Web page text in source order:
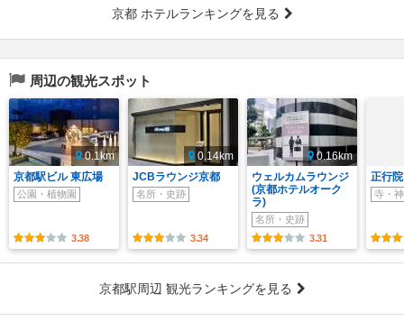
京都 ホテルランキングを見る
周辺の観光スポット
0.1km
京都駅ビル 東広場
公園・植物園
3.38
0.14km
JCBラウンジ京都
名所・史跡
3.34
0.16km
ウェルカムラウンジ
(京都ホテルオーク
ラ)
名所・史跡
3.31
正行
寺・
京都駅周辺 観光ランキングを見る